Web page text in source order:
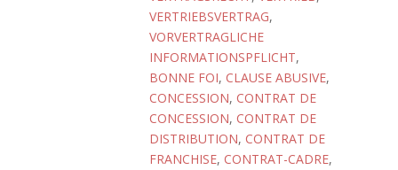
VERTRIEBSVERTRAG,
VORVERTRAGLICHE
INFORMATIONSPFLICHT,
BONNE FOI, CLAUSE ABUSIVE,
CONCESSION, CONTRAT DE
CONCESSION, CONTRAT DE
DISTRIBUTION, CONTRAT DE
FRANCHISE, CONTRAT-CADRE,